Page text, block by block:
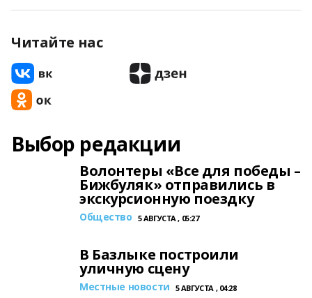
Читайте нас
Выбор редакции
Волонтеры «Все для победы –
Бижбуляк» отправились в
экскурсионную поездку
Общество 5 АВГУСТА , 05:27
В Базлыке построили
уличную сцену
Местные новости 5 АВГУСТА , 04:28